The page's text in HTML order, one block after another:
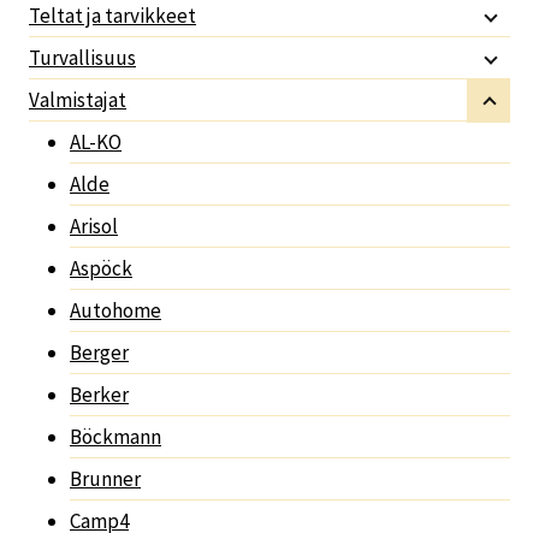
Teltat ja tarvikkeet
Turvallisuus
Valmistajat
AL-KO
Alde
Arisol
Aspöck
Autohome
Berger
Berker
Böckmann
Brunner
Camp4